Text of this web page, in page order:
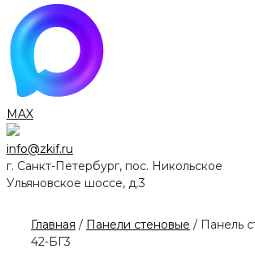
MAX
info@zkif.ru
г. Санкт-Петербург, пос. Никольское
Ульяновское шоссе, д.3
Главная / Панели стеновые / Панель
42-БГ3